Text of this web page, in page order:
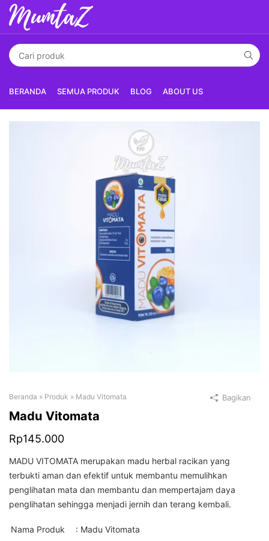
BERANDA SEMUA PRODUK BLOG ABOUT US
Beranda » Produk » Madu Vitomata
Madu Vitomata
Rp145.000
MADU VITOMATA merupakan madu herbal racikan yang
terbukti aman dan efektif untuk membantu memulihkan
penglihatan mata dan membantu dan mempertajam daya
penglihatan sehingga menjadi jernih dan terang kembali.
Nama Produk
: Madu Vitomata
Bagikan